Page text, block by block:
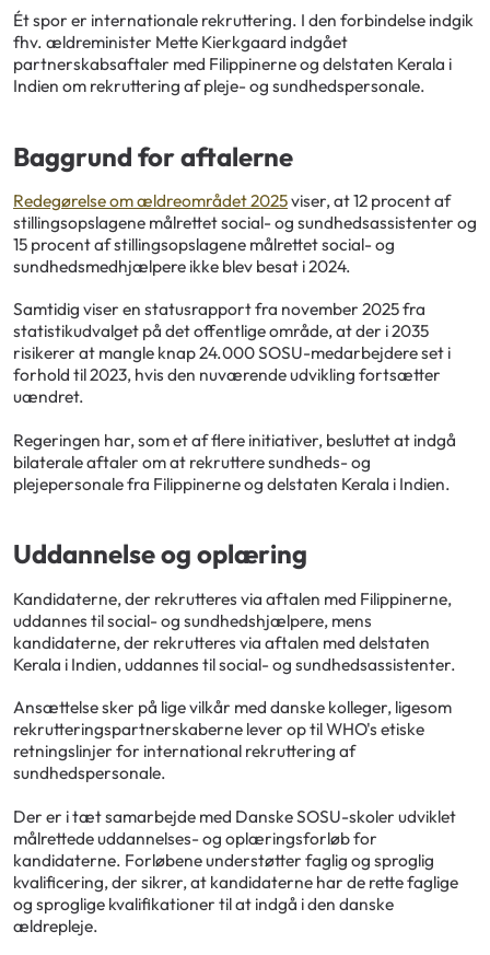
Ét spor er internationale rekruttering. I den forbindelse indgik
fhv. ældreminister Mette Kierkgaard indgået
partnerskabsaftaler med Filippinerne og delstaten Kerala i
Indien om rekruttering af pleje- og sundhedspersonale.
Baggrund for aftalerne
Redegørelse om ældreområdet 2025viser, at 12 procent af
stillingsopslagene målrettet social- og sundhedsassistenter og
15 procent af stillingsopslagene målrettet social- og
sundhedsmedhjælpere ikke blev besat i 2024.
Samtidig viser en statusrapport fra november 2025 fra
statistikudvalget på det offentlige område, at der i 2035
risikerer at mangle knap 24.000 SOSU-medarbejdere set i
forhold til 2023, hvis den nuværende udvikling fortsætter
uændret.
Regeringen har, som et af flere initiativer, besluttet at indgå
bilaterale aftaler om at rekruttere sundheds- og
plejepersonale fra Filippinerne og delstaten Kerala i Indien.
Uddannelse og oplæring
Kandidaterne, der rekrutteres via aftalen med Filippinerne,
uddannes til social- og sundhedshjælpere, mens
kandidaterne, der rekrutteres via aftalen med delstaten
Kerala i Indien, uddannes til social- og sundhedsassistenter.
Ansættelse sker på lige vilkår med danske kolleger, ligesom
rekrutteringspartnerskaberne lever op til WHO's etiske
retningslinjer for international rekruttering af
sundhedspersonale.
Der er i tæt samarbejde med Danske SOSU-skoler udviklet
målrettede uddannelses- og oplæringsforløb for
kandidaterne. Forløbene understøtter faglig og sproglig
kvalificering, der sikrer, at kandidaterne har de rette faglige
og sproglige kvalifikationer til at indgå i den danske
ældrepleje.